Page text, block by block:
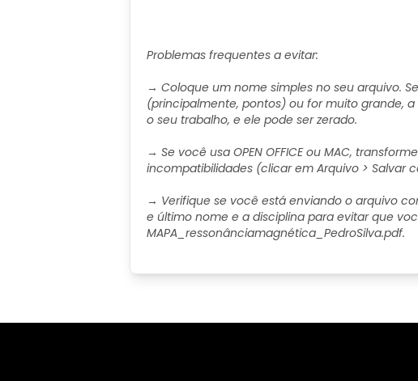
Problemas frequentes a evitar:
→ Coloque um nome simples no seu arquivo.
(principalmente, pontos) ou for muito grande,
o seu trabalho, e ele pode ser zerado.
→ Se você usa OPEN OFFICE ou MAC,
incompatibilidades (clicar em Arquivo > Salvar
→ Verifique se você está enviando o arquivo
e último nome e a disciplina para evitar que
MAPA_ressonânciamagnética_PedroSilva.pdf.